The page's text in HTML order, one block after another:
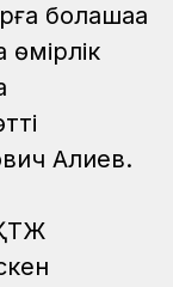
болашаққа
өмірлік
Алиев.